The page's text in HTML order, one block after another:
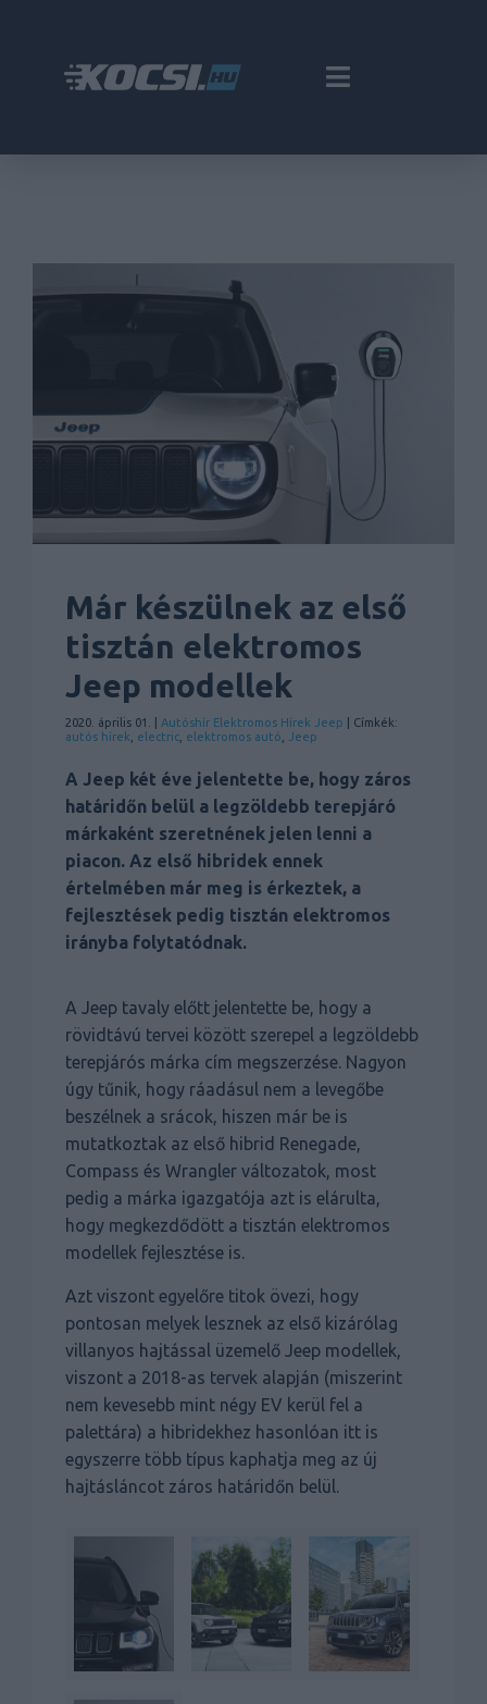
Már készülnek az első
tisztán elektromos
Jeep modellek
2020. április 01. | Autóshír Elektromos Hírek Jeep | Címkék:
autós hírek
electric elektromos autó Jeep
A Jeep két éve jelentette be, hogy záros
határidőn belül a legzöldebb terepjáró
márkaként szeretnének jelen lenni a
piacon. Az első hibridek ennek
értelmében már meg is érkeztek, a
fejlesztések pedig tisztán elektromos
irányba folytatódnak.
A Jeep tavaly előtt jelentette be, hogy a
rövidtávú tervei között szerepel a legzöldebb
terepjárós márka cím megszerzése. Nagyon
úgy tűnik, hogy ráadásul nem a levegőbe
beszélnek a srácok, hiszen már be is
mutatkoztak az első hibrid Renegade,
Compass és Wrangler változatok, most
pedig a márka igazgatója azt is elárulta,
hogy megkezdődött a tisztán elektromos
modellek fejlesztése is.
Azt viszont egyelőre titok övezi, hogy
pontosan melyek lesznek az első kizárólag
villanyos hajtással üzemelő Jeep modellek,
viszont a 2018-as tervek alapján (miszerint
nem kevesebb mint négy EV kerül fel a
palettára) a hibridekhez hasonlóan itt is
egyszerre több típus kaphatja meg az új
hajtásláncot záros határidőn belül.